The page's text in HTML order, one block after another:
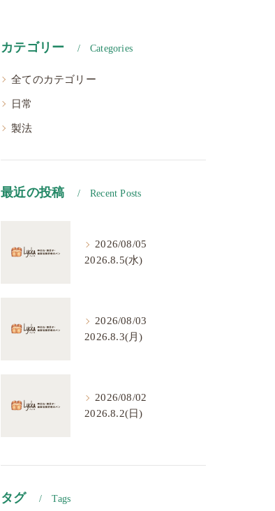
カテゴリー Categories
全てのカテゴリー
日常
製法
最近の投稿 Recent Posts
2026/08/05
2026.8.5(水)
2026/08/03
2026.8.3(月)
2026/08/02
2026.8.2(日)
タグ Tags